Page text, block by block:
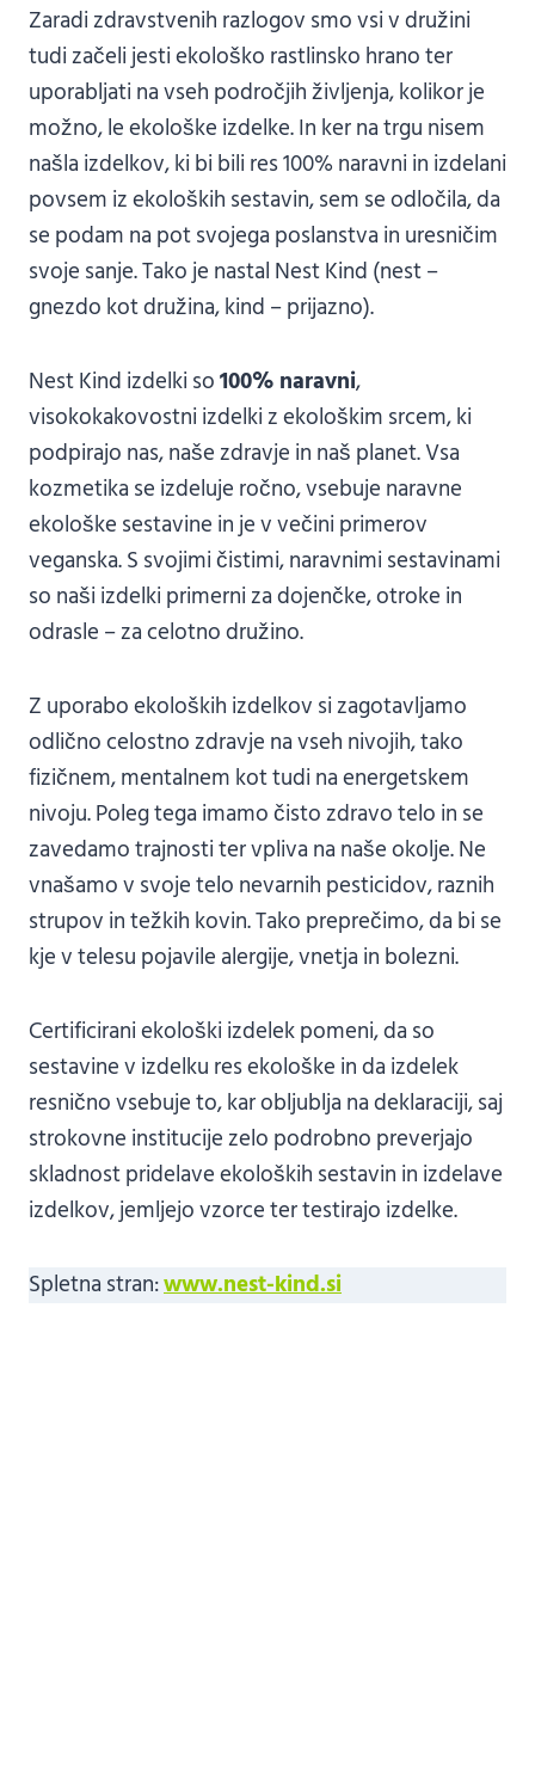
Zaradi zdravstvenih razlogov smo vsi v družini
tudi začeli jesti ekološko rastlinsko hrano ter
uporabljati na vseh področjih življenja, kolikor je
možno, le ekološke izdelke. In ker na trgu nisem
našla izdelkov, ki bi bili res 100% naravni in izdelani
povsem iz ekoloških sestavin, sem se odločila, da
se podam na pot svojega poslanstva in uresničim
svoje sanje. Tako je nastal Nest Kind (nest –
gnezdo kot družina, kind – prijazno).
Nest Kind izdelki so100% naravni,
visokokakovostni izdelki z ekološkim srcem, ki
podpirajo nas, naše zdravje in naš planet. Vsa
kozmetika se izdeluje ročno, vsebuje naravne
ekološke sestavine in je v večini primerov
veganska. S svojimi čistimi, naravnimi sestavinami
so naši izdelki primerni za dojenčke, otroke in
odrasle – za celotno družino.
Z uporabo ekoloških izdelkov si zagotavljamo
odlično celostno zdravje na vseh nivojih, tako
fizičnem, mentalnem kot tudi na energetskem
nivoju. Poleg tega imamo čisto zdravo telo in se
zavedamo trajnosti ter vpliva na naše okolje. Ne
vnašamo v svoje telo nevarnih pesticidov, raznih
strupov in težkih kovin. Tako preprečimo, da bi se
kje v telesu pojavile alergije, vnetja in bolezni.
Certificirani ekološki izdelek pomeni, da so
sestavine v izdelku res ekološke in da izdelek
resnično vsebuje to, kar obljublja na deklaraciji, saj
strokovne institucije zelo podrobno preverjajo
skladnost pridelave ekoloških sestavin in izdelave
izdelkov, jemljejo vzorce ter testirajo izdelke.
Spletna stran:www.nest-kind.si